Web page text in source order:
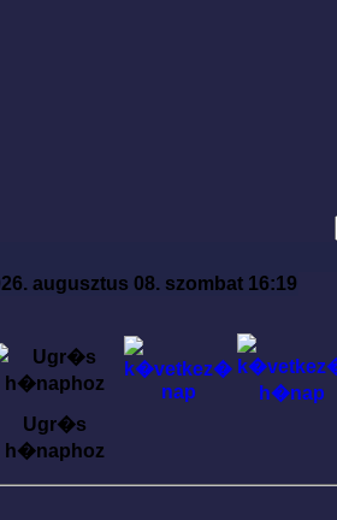
augusztus 08. szombat 16:19
Ugr�s
h�naphoz